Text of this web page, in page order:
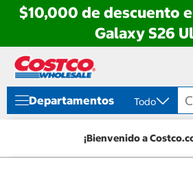
$10,000 de descuento
Galaxy S26
directo
contenido
directo
menú
navegación
Departamentos Todo
¡Bienvenido a